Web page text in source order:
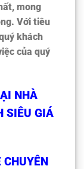
mong
Với tiêu
khách
của quý
NHÀ
SIÊU GIÁ